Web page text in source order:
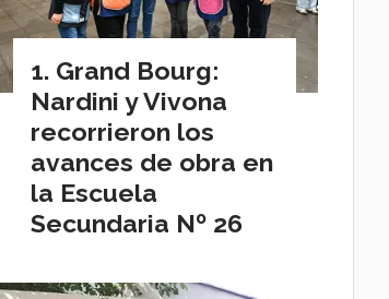
Grand Bourg:
Nardini y Vivona
recorrieron los
avances de obra en
la Escuela
Secundaria Nº 26